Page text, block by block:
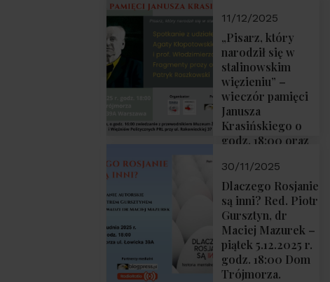
11/12/2025
„Pisarz, który
narodził się w
stalinowskim
więzieniu” –
wieczór pamięci
Janusza
Krasińskiego o
godz. 18:00 oraz
Muzeum
Żołnierzy
Wyklętych i
Więźniów
Politycznych PRL
o godz. 16:00 – 19
grudnia 2025 r.
30/11/2025
Dlaczego Rosjanie
są inni? Red. Piotr
Gursztyn, dr
Maciej Mazurek –
piątek 5.12.2025 r.
godz. 18:00 Dom
Trójmorza.